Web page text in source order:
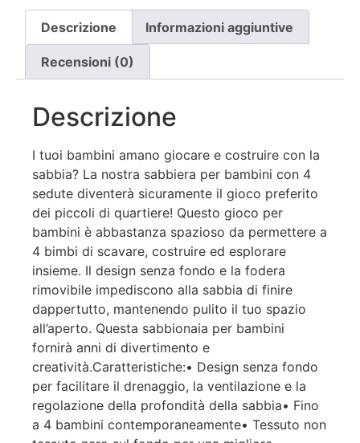
Descrizione Informazioni aggiuntive
Recensioni (0)
Descrizione
I tuoi bambini amano giocare e costruire con la
sabbia? La nostra sabbiera per bambini con 4
sedute diventerà sicuramente il gioco preferito
dei piccoli di quartiere! Questo gioco per
bambini è abbastanza spazioso da permettere a
4 bimbi di scavare, costruire ed esplorare
insieme. Il design senza fondo e la fodera
rimovibile impediscono alla sabbia di finire
dappertutto, mantenendo pulito il tuo spazio
all’aperto. Questa sabbionaia per bambini
fornirà anni di divertimento e
creatività.Caratteristiche:• Design senza fondo
per facilitare il drenaggio, la ventilazione e la
regolazione della profondità della sabbia• Fino
a 4 bambini contemporaneamente• Tessuto non